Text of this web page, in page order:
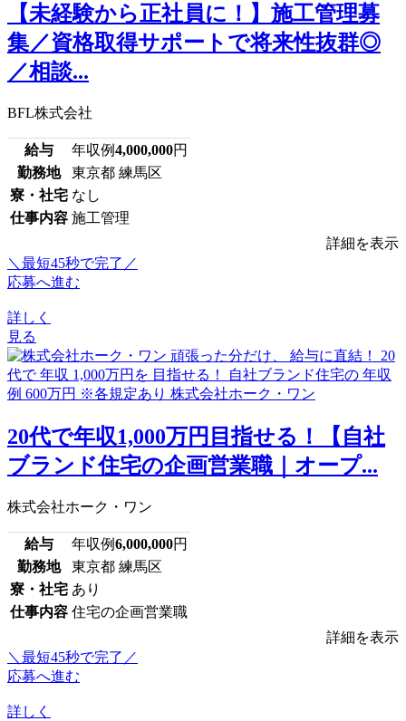
【未経験から正社員に！】施工管理募
集／資格取得サポートで将来性抜群◎
／相談...
BFL株式会社
給与 年収例4,000,000円
勤務地
東京都 練馬区
寮・社宅 なし
仕事内容 施工管理
詳細を表示
＼最短45秒で完了／
応募へ進む
詳しく
見る
20代で年収1,000万円目指せる！【自社
ブランド住宅の企画営業職｜オープ...
株式会社ホーク・ワン
給与 年収例6,000,000円
勤務地
東京都 練馬区
寮・社宅 あり
仕事内容 住宅の企画営業職
詳細を表示
＼最短45秒で完了／
応募へ進む
詳しく